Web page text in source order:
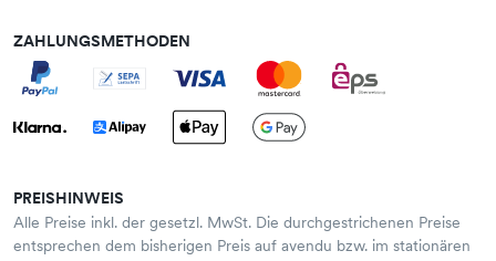
ZAHLUNGSMETHODEN
PREISHINWEIS
Alle Preise inkl. der gesetzl. MwSt. Die durchgestrichenen Preise
entsprechen dem bisherigen Preis auf avendu bzw. im stationären